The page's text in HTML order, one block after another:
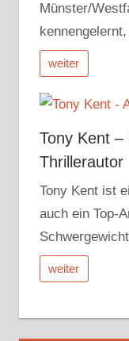
Münster/
weiter
Tony Kent –
Thrillerautor
Tony Kent ist
auch ein Top-
weiter